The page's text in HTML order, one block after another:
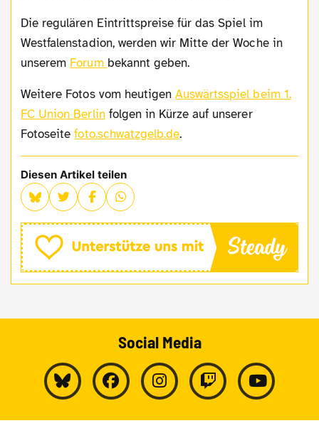
Die regulären Eintrittspreise für das Spiel im
Westfalenstadion, werden wir Mitte der Woche in
unserem Forum bekannt geben.
Weitere Fotos vom heutigenAuswärtsspiel beim 1.
FC Union Berlinfolgen in Kürze auf unserer
Fotoseitefoto.schwatzgelb.de.
Diesen Artikel teilen
Social Media